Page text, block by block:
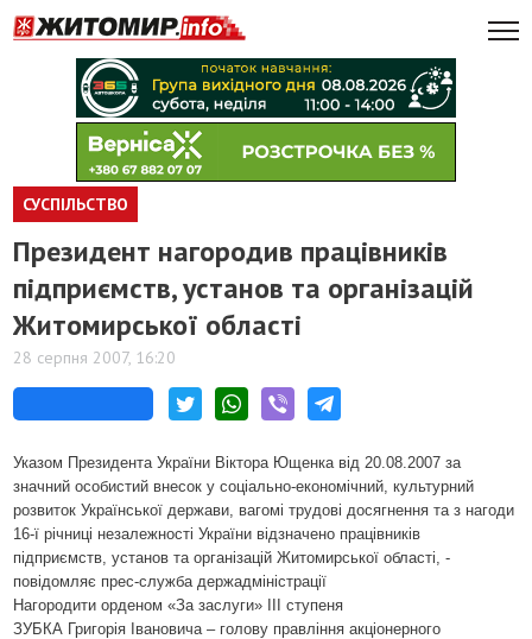
СУСПІЛЬСТВО
Президент нагородив працівників
підприємств, установ та організацій
Житомирської області
28 серпня 2007, 16:20
Указом Президента України Віктора Ющенка від 20.08.2007 за
значний особистий внесок у соціально-економічний, культурний
розвиток Української держави, вагомі трудові досягнення та з нагоди
16-ї річниці незалежності України відзначено працівників
підприємств, установ та організацій Житомирської області, -
повідомляє прес-служба держадміністрації
Нагородити орденом «За заслуги» ІІІ ступеня
ЗУБКА Григорія Івановича – голову правління акціонерного